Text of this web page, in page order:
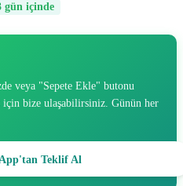
gün içinde
veya "Sepete Ekle" butonu
bize ulaşabilirsiniz. Günün her
Teklif Al